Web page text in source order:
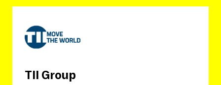
TII Group